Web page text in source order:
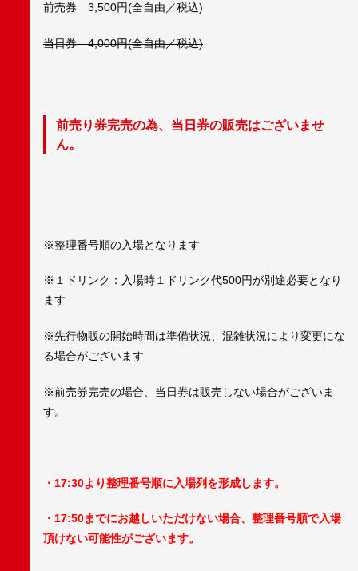
前売券 3,500円(全自由／税込)
当日券 4,000円(全自由／税込)
前売り券完売の為、当日券の販売はございませ
ん。
※整理番号順の入場となります
※１ドリンク：入場時１ドリンク代500円が別途必要となり
ます
※先行物販の開始時間は準備状況、混雑状況により変更にな
る場合がございます
※前売券完売の場合、当日券は販売しない場合がございま
す。
・17:30より整理番号順に入場列を形成します。
・17:50までにお越しいただけない場合、整理番号順で入場
頂けない可能性がございます。